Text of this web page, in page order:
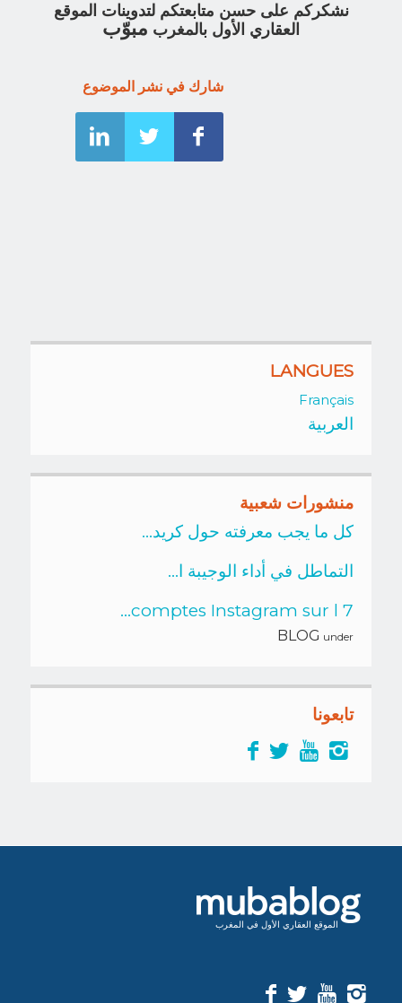
نشكركم على حسن متابعتكم لتدوينات الموقع
العقاري الأول بالمغرب مبوّب
شارك في نشر الموضوع
LANGUES
Français
العربية
منشورات شعبية
كل ما يجب معرفته حول كريد...
التماطل في أداء الوجيبة ا...
7 comptes Instagram sur l...
under
BLOG
تابعونا
الموقع العقاري الأول في المغرب